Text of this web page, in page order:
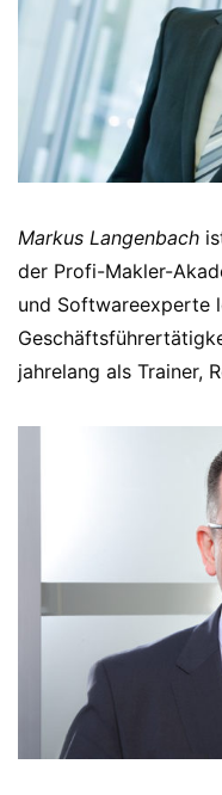
Markus Langenbach
der Profi-Makler-
und Softwareexperte
jahrelang als Trainer,